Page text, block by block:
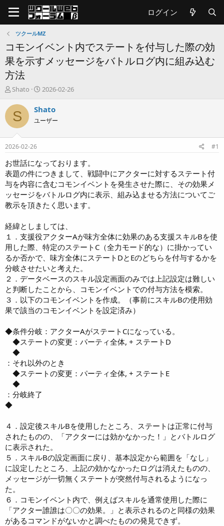
ログイン
ツクールMZ
コモンイベント内でステートを付与した際の効
果を示すメッセージをバトルログ内に組み込む
方法
T
r
e
a
s
t
a
r
t
e
r
Shato
開
日
2026-02-26
S Shato
ユーザー
2026-02-26 #1
お世話になっております。
表題の件につきまして、戦闘中にアクターに対するステート付
与を内容に含むコモンイベントを発生させた際に、その効果メ
ッセージをバトルログ内に表示、組み込ませる方法についてご
教示を頂きたく思います。
経緯としましては、
１．支援役アクターAが味方全体に効果のある支援スキルBを使
用した際、特定のステートC（全力モード的な）に掛かってい
るか否かで、味方全体にステートDとEのどちらを付与するかを
分岐させたいと考えた。
２．データベースのスキル設定画面のみでは上記設定は難しい
と判断したことから、コモンイベントでの付与方法を模索。
３．以下のコモンイベントを作成。（事前にスキルBの使用効
果で該当のコモンイベントを設定済み）
◆条件分岐：アクターAがステートCになっている。
◆ステートの変更：パーティ全体, + ステートD
◆
：それ以外のとき
◆ステートの変更：パーティ全体, + ステートE
◆
：分岐終了
◆
４．設定後スキルBを使用したところ、ステートは正常に付与
されたものの、「アクターには効かなかった！」とバトルログ
に表示された。
５．スキルBの設定画面に戻り、基本設定から範囲を「なし」
に設定したところ、上記の効かなかったログは消えたものの、
メッセージが一切無くステートが突然付与されるようになっ
た。
６．コモンイベント内で、例えばスキルを通常使用した際に
「アクター誰誰は〇〇の効果。」と表示されるのと同様の効果
があるコマンドがないかと調べたものの発見できず。